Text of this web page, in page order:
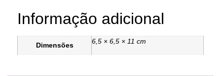
Informação adicional
Dimensões 6,5 × 6,5 × 11 cm